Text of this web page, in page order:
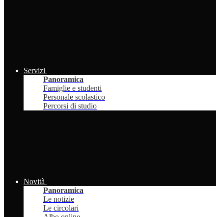
Servizi
Panoramica
Famiglie e studenti
Personale scolastico
Percorsi di studio
Novità
Panoramica
Le notizie
Le circolari